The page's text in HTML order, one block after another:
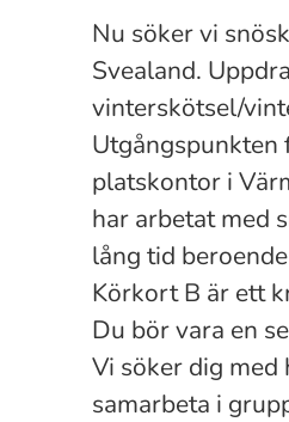
Nu söker vi
Svealand.
vinterskötsel/
Utgångspunkten
platskontor i
har arbetat med
lång tid
Körkort B är ett
Du bör vara en
Vi söker dig
samarbeta i